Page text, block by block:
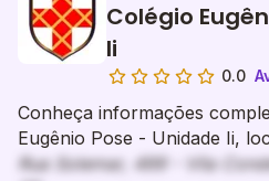
Colégio
Ii
0.0
Conheça informações
Eugênio Pose - Unidade Ii,
Rua Solemar, 499 - Vila